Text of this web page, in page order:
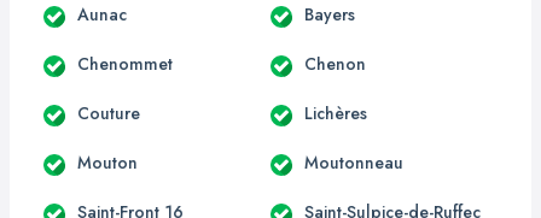
Aunac Bayers
Chenommet Chenon
Couture Lichères
Mouton Moutonneau
Saint-Front 16 Saint-Sulpice-de-Ruffec